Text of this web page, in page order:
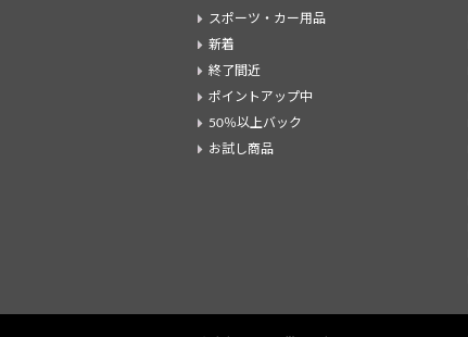
スポーツ・カー用品
新着
終了間近
ポイントアップ中
50％以上バック
お試し商品